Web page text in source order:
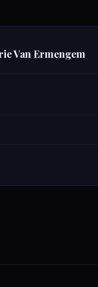
Van Ermengem